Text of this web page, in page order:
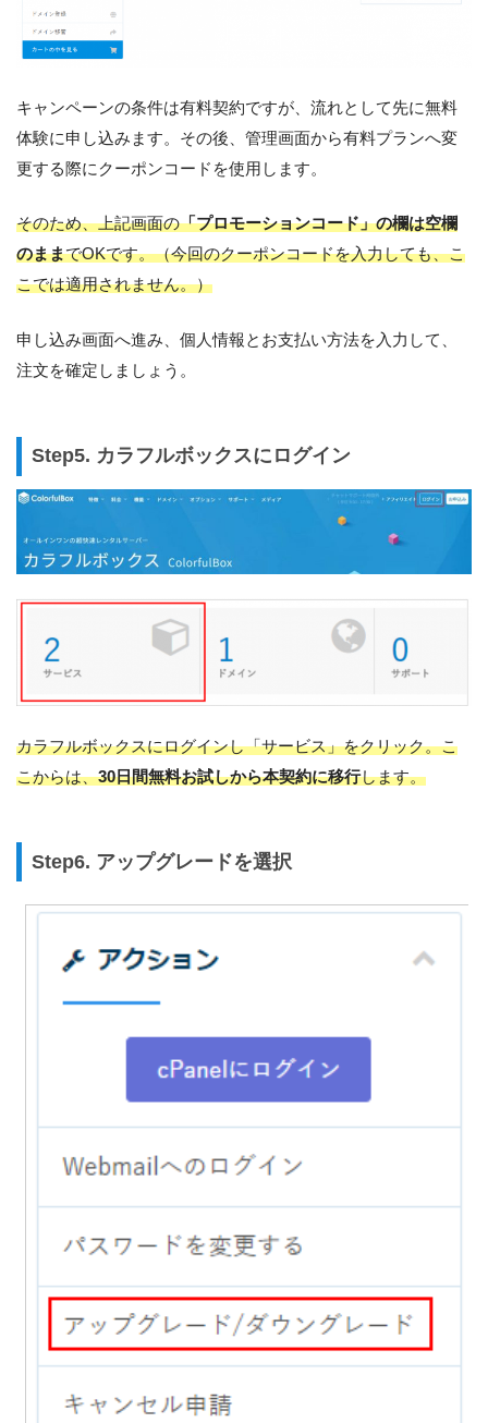
キャンペーンの条件は有料契約ですが、流れとして先に無料
体験に申し込みます。その後、管理画面から有料プランへ変
更する際にクーポンコードを使用します。
そのため、上記画面の「プロモーションコード」の欄は空欄
のままでOKです。（今回のクーポンコードを入力しても、こ
こでは適用されません。）
申し込み画面へ進み、個人情報とお支払い方法を入力して、
注文を確定しましょう。
Step5. カラフルボックスにログイン
カラフルボックスにログインし「サービス」をクリック。こ
こからは、30日間無料お試しから本契約に移行します。
Step6. アップグレードを選択